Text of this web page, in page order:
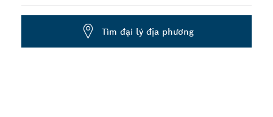
Tìm đại lý địa phương